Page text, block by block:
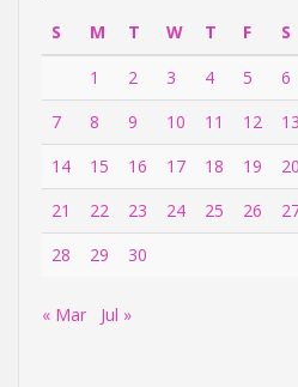
S
M T W T F
S
1
2 3 4 5
6
7
8 9 10 11 12
13
14
15 16 17 18 19
20
21
22 23 24 25 26
28
29 30
« Mar Jul »